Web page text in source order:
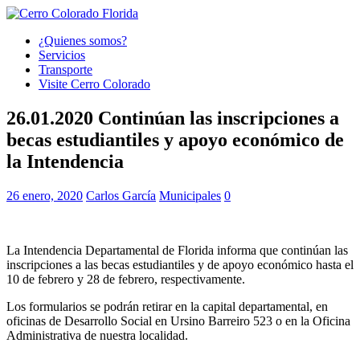
¿Quienes somos?
Servicios
Transporte
Visite Cerro Colorado
26.01.2020 Continúan las inscripciones a
becas estudiantiles y apoyo económico de
la Intendencia
26 enero, 2020 Carlos García Municipales 0
La Intendencia Departamental de Florida informa que continúan las
inscripciones a las becas estudiantiles y de apoyo económico hasta el
10 de febrero y 28 de febrero, respectivamente.
Los formularios se podrán retirar en la capital departamental, en
oficinas de Desarrollo Social en Ursino Barreiro 523 o en la Oficina
Administrativa de nuestra localidad.